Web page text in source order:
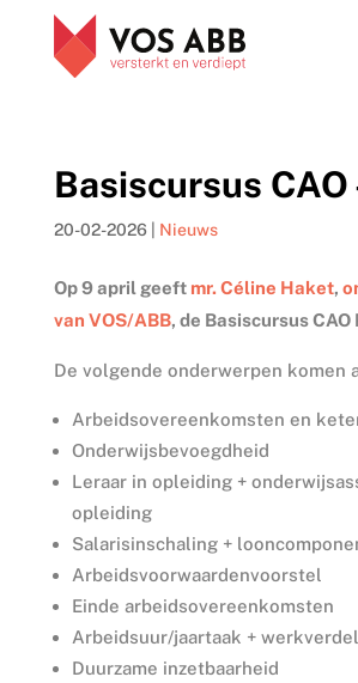
Basiscursus CAO
20-02-2026| Nieuws
Op 9 april geeft mr. Céline Haket,
van VOS/ABB, de Basiscursus CAO
De volgende onderwerpen komen
Arbeidsovereenkomsten en
Onderwijsbevoegdheid
Leraar in opleiding +
opleiding
Salarisinschaling +
Arbeidsvoorwaardenvoorstel
Einde arbeidsovereenkomsten
Arbeidsuur/jaartaak +
Duurzame inzetbaarheid